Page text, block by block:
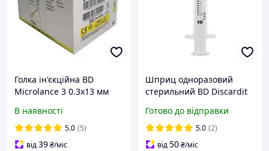
Голка ін'єкційна ВD
Microlance 3 0.3х13 мм
В наявності
5.0 (5)
від39₴/міс
Шприц одноразовий
стерильний BD Discardit
(двокомпонентний),
упаковка 100 шт.
Готово до відправки
5.0 (2)
від50₴/міс